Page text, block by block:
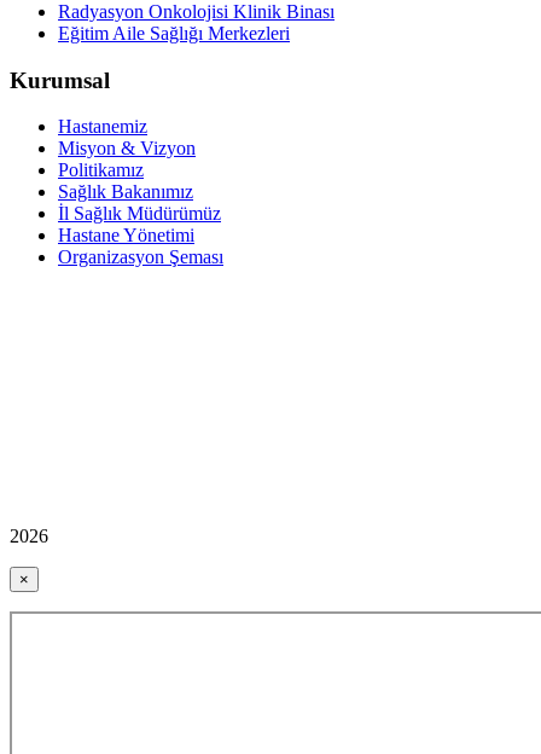
Radyasyon Onkolojisi Klinik Binası
Eğitim Aile Sağlığı Merkezleri
Kurumsal
Hastanemiz
Misyon & Vizyon
Politikamız
Sağlık Bakanımız
İl Sağlık Müdürümüz
Hastane Yönetimi
Organizasyon Şeması
2026
×